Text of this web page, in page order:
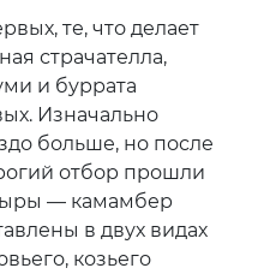
те, что делает
страчателла,
и буррата
Изначально
больше, но после
отбор прошли
— камамбер
в двух видах
козьего